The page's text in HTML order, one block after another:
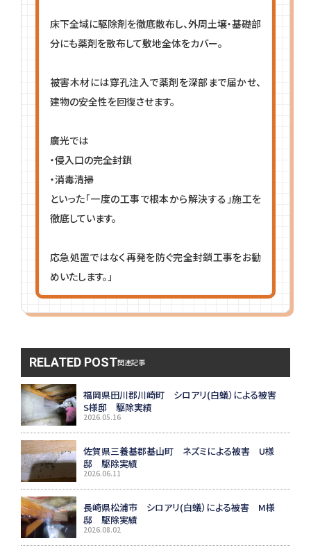
床下全域に駆除剤を徹底散布し、外周土壌・基礎部
分にも薬剤を散布して敷地全体をカバー。
被害木材には穿孔注入で薬剤を深部まで届かせ、
建物の安全性を回復させます。
廣光では
・侵入口の完全封鎖
・消毒清掃
といった「一度の工事で根本から解決する」施工を
徹底しています。
応急処置ではなく再発を防ぐ完全封鎖工事をお勧
めいたします。」
RELATED POST関連記事
福岡県田川郡川崎町 シロアリ(白蟻）による被害
S様邸 駆除実績
2026.05.16
佐賀県三養基郡基山町 ネズミによる被害 U様
邸 駆除実績
2026.06.11
長崎県松浦市 シロアリ(白蟻）による被害 M様
邸 駆除実績
2026.08.02